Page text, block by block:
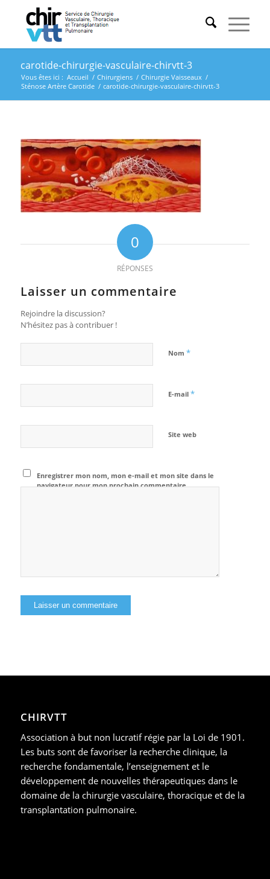
carotide-chirurgie-vasculaire-chirvtt-3
Vous êtes ici : Accueil / Chirurgiens / Chirurgie Vaisseaux /
Sténose Artère Carotide / carotide-chirurgie-vasculaire-chirvtt-3
0
RÉPONSES
Laisser un commentaire
Rejoindre la discussion?
N’hésitez pas à contribuer !
Nom *
E-mail *
Site web
Enregistrer mon nom, mon e-mail et mon site dans le
navigateur pour mon prochain commentaire.
CHIRVTT
Association à but non lucratif régie par la Loi de 1901.
Les buts sont de favoriser la recherche clinique, la
recherche fondamentale, l’enseignement et le
développement de nouvelles thérapeutiques dans le
domaine de la chirurgie vasculaire, thoracique et de la
transplantation pulmonaire.